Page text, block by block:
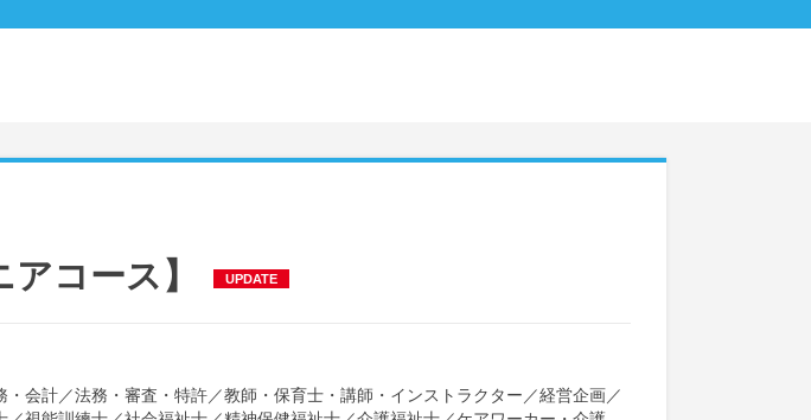
コース】 UPDATE
・会計／法務・審査・特許／教師・保育士・講師・インストラクター ／経営企画／